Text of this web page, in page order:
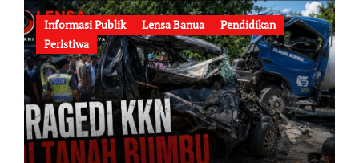
Informasi Publik Lensa Banua
Pendidikan
Peristiwa